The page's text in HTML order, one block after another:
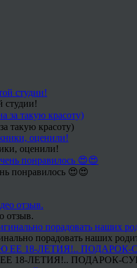
студии!
такую красоту)
оценили!
понравилось 😍😍
отзыв.
порадовать наших
18-ЛЕТИЯ!.. ПОДАРОК-